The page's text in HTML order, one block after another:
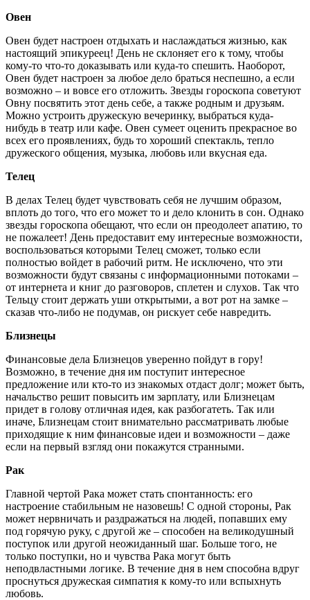
Овен
Овен будет настроен отдыхать и наслаждаться жизнью, как
настоящий эпикуреец! День не склоняет его к тому, чтобы
кому-то что-то доказывать или куда-то спешить. Наоборот,
Овен будет настроен за любое дело браться неспешно, а если
возможно – и вовсе его отложить. Звезды гороскопа советуют
Овну посвятить этот день себе, а также родным и друзьям.
Можно устроить дружескую вечеринку, выбраться куда-
нибудь в театр или кафе. Овен сумеет оценить прекрасное во
всех его проявлениях, будь то хороший спектакль, тепло
дружеского общения, музыка, любовь или вкусная еда.
Телец
В делах Телец будет чувствовать себя не лучшим образом,
вплоть до того, что его может то и дело клонить в сон. Однако
звезды гороскопа обещают, что если он преодолеет апатию, то
не пожалеет! День предоставит ему интересные возможности,
воспользоваться которыми Телец сможет, только если
полностью войдет в рабочий ритм. Не исключено, что эти
возможности будут связаны с информационными потоками –
от интернета и книг до разговоров, сплетен и слухов. Так что
Тельцу стоит держать уши открытыми, а вот рот на замке –
сказав что-либо не подумав, он рискует себе навредить.
Близнецы
Финансовые дела Близнецов уверенно пойдут в гору!
Возможно, в течение дня им поступит интересное
предложение или кто-то из знакомых отдаст долг; может быть,
начальство решит повысить им зарплату, или Близнецам
придет в голову отличная идея, как разбогатеть. Так или
иначе, Близнецам стоит внимательно рассматривать любые
приходящие к ним финансовые идеи и возможности – даже
если на первый взгляд они покажутся странными.
Рак
Главной чертой Рака может стать спонтанность: его
настроение стабильным не назовешь! С одной стороны, Рак
может нервничать и раздражаться на людей, попавших ему
под горячую руку, с другой же – способен на великодушный
поступок или другой неожиданный шаг. Больше того, не
только поступки, но и чувства Рака могут быть
неподвластными логике. В течение дня в нем способна вдруг
проснуться дружеская симпатия к кому-то или вспыхнуть
любовь.